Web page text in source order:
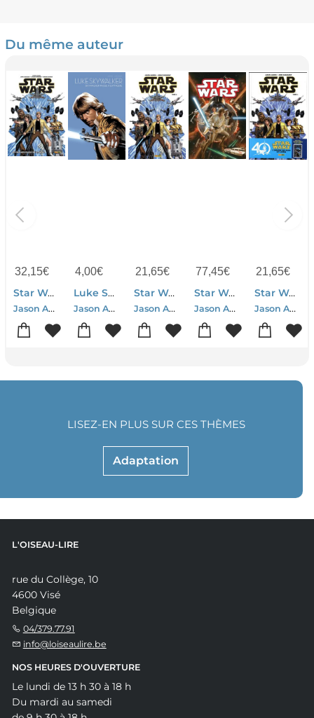
Du même auteur
32,15€
Star Wars : Integrale Vol.1 : Skywalker Passe A L'attaque
Jason Aaron-John Cassaday-Stuart Immonen
4,00€
Luke Skywalker : Skywalker Passe A L'attaque
Jason Aaron-John Cassaday
21,65€
Star Wars Tome 1 : Skywalker Passe A L'attaque
Jason Aaron-John Cassaday
77,45€
Star Wars - Absolute Tome 1 : Skywalker Passe A L'attaque
Jason Aaron-John Cassaday-Stuart Immonen-Leineil Francis Yu
21,65€
Star Wars Tome 1
Jason Aaron-John Cassaday
Adaptation
LISEZ-EN PLUS SUR CES THÈMES
L'OISEAU-LIRE
rue du Collège, 10
4600 Visé
Belgique
04/379.77.91
info@loiseaulire.be
NOS HEURES D'OUVERTURE
Le lundi de 13 h 30 à 18 h
Du mardi au samedi